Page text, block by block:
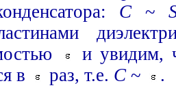
С~
и увидим,
в
раз, т.е. С~
.